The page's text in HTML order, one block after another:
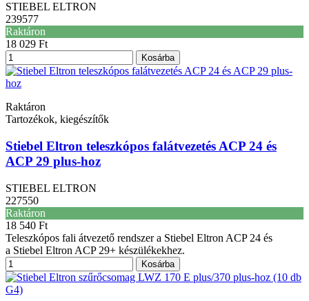
STIEBEL ELTRON
239577
Raktáron
18 029 Ft
Kosárba
Raktáron
Tartozékok, kiegészítők
Stiebel Eltron teleszkópos falátvezetés ACP 24 és
ACP 29 plus-hoz
STIEBEL ELTRON
227550
Raktáron
18 540 Ft
Teleszkópos fali átvezető rendszer a Stiebel Eltron ACP 24 és
a Stiebel Eltron ACP 29+ készülékekhez.
Kosárba